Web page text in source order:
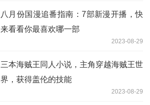
八月份国漫追番指南：7部新漫开播，快
来看看你最喜欢哪一部
2023-08-29
三本海贼王同人小说，主角穿越海贼王世
界，获得盖伦的技能
2023-08-29